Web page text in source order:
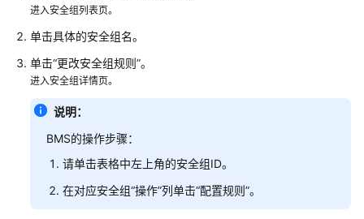
文
档
载
通
产
进入安全组列表页。
单击具体的安全组名。
单击“更改安全组规则”。
进入安全组详情页。
说明：
BMS的操作步骤：
请单击表格中左上角的安全组ID。
在对应安全组“操作”列单击“配置规则”。